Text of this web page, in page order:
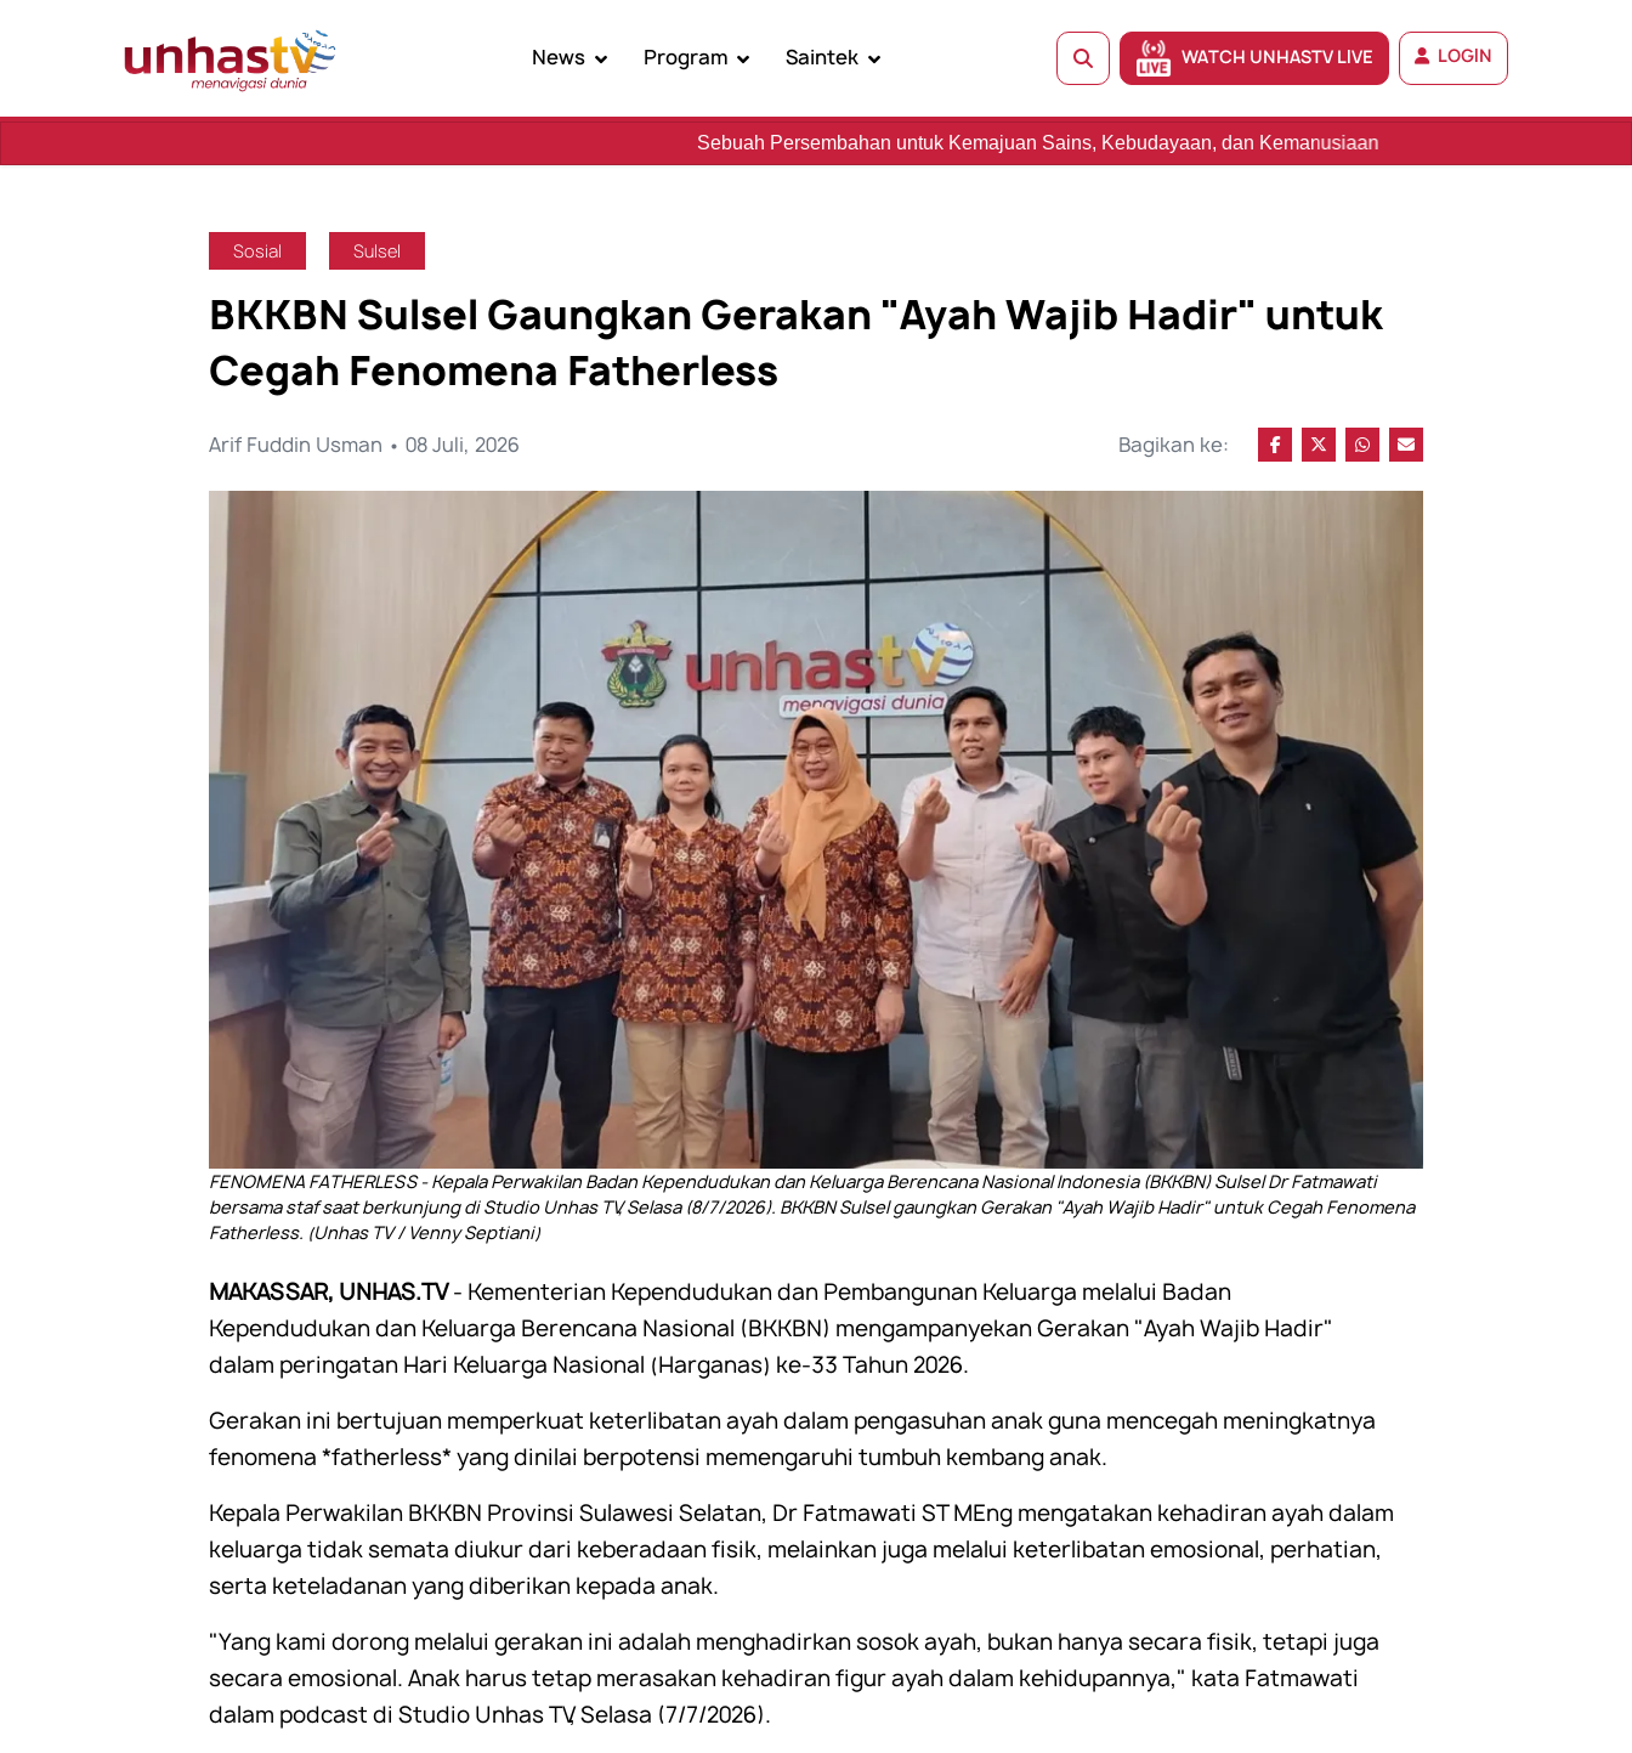
News Program Saintek WATCH UNHASTV LIVE LOGIN
Sebuah Persembahan untuk Kemajuan Sains, Kebudayaan, dan Kemanusiaan
Sosial Sulsel
BKKBN Sulsel Gaungkan Gerakan "Ayah Wajib Hadir" untuk
Cegah Fenomena Fatherless
Arif Fuddin Usman • 08 Juli, 2026 Bagikan ke:
FENOMENA FATHERLESS - Kepala Perwakilan Badan Kependudukan dan Keluarga Berencana Nasional Indonesia (BKKBN) Sulsel Dr Fatmawati
bersama staf saat berkunjung di Studio Unhas TV, Selasa (8/7/2026). BKKBN Sulsel gaungkan Gerakan "Ayah Wajib Hadir" untuk Cegah Fenomena
Fatherless. (Unhas TV / Venny Septiani)
MAKASSAR, UNHAS.TV- Kementerian Kependudukan dan Pembangunan Keluarga melalui Badan
Kependudukan dan Keluarga Berencana Nasional (BKKBN) mengampanyekan Gerakan "Ayah Wajib Hadir"
dalam peringatan Hari Keluarga Nasional (Harganas) ke-33 Tahun 2026.
Gerakan ini bertujuan memperkuat keterlibatan ayah dalam pengasuhan anak guna mencegah meningkatnya
fenomena *fatherless* yang dinilai berpotensi memengaruhi tumbuh kembang anak.
Kepala Perwakilan BKKBN Provinsi Sulawesi Selatan, Dr Fatmawati ST MEng mengatakan kehadiran ayah dalam
keluarga tidak semata diukur dari keberadaan fisik, melainkan juga melalui keterlibatan emosional, perhatian,
serta keteladanan yang diberikan kepada anak.
"Yang kami dorong melalui gerakan ini adalah menghadirkan sosok ayah, bukan hanya secara fisik, tetapi juga
secara emosional. Anak harus tetap merasakan kehadiran figur ayah dalam kehidupannya," kata Fatmawati
dalam podcast di Studio Unhas TV, Selasa (7/7/2026).